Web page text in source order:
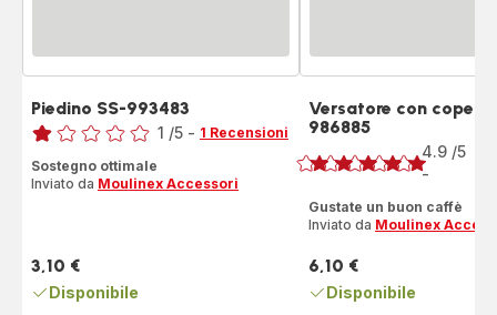
Piedino SS-993483
Voto
di
1 /5 - 1 Recensioni
Sostegno ottimale
Inviato da Moulinex Accessori
Prezzo
3,10 €
Disponibile
Versatore con
986885
Voto
4.9 /5
-
Gustate un buon caffè
Inviato da Moulinex
Prezzo
6,10 €
Disponibile